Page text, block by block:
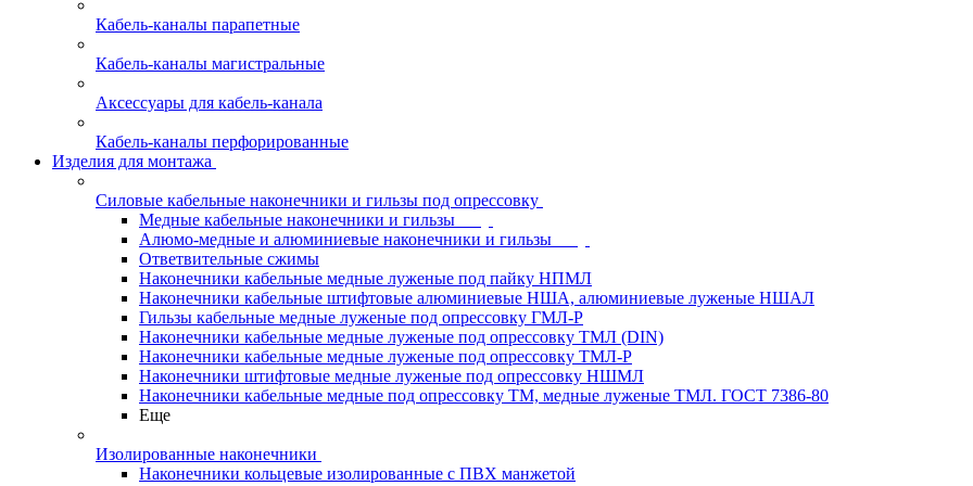
Кабель-каналы парапетные
Кабель-каналы магистральные
Аксессуары для кабель-канала
Кабель-каналы перфорированные
Изделия для монтажа
Силовые кабельные наконечники и гильзы под опрессовку
Медные кабельные наконечники и гильзы
Алюмо-медные и алюминиевые наконечники и гильзы
Ответвительные сжимы
Наконечники кабельные медные луженые под пайку НПМЛ
Наконечники кабельные штифтовые алюминиевые НША, алюминиевые луженые НШАЛ
Гильзы кабельные медные луженые под опрессовку ГМЛ-Р
Наконечники кабельные медные луженые под опрессовку ТМЛ (DIN)
Наконечники кабельные медные луженые под опрессовку ТМЛ-Р
Наконечники штифтовые медные луженые под опрессовку НШМЛ
Наконечники кабельные медные под опрессовку ТМ, медные луженые ТМЛ. ГОСТ 7386-80
Еще
Изолированные наконечники
Наконечники кольцевые изолированные с ПВХ манжетой